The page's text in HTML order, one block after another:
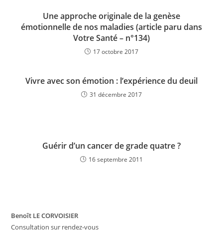
Une approche originale de la genèse
émotionnelle de nos maladies (article paru dans
Votre Santé – n°134)
17 octobre 2017
Vivre avec son émotion : l’expérience du deuil
31 décembre 2017
Guérir d’un cancer de grade quatre ?
16 septembre 2011
Benoît LE CORVOISIER
Consultation sur rendez-vous